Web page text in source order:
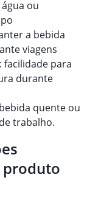
ou
a bebida
viagens
: facilidade para
durante
quente ou
trabalho.
produto